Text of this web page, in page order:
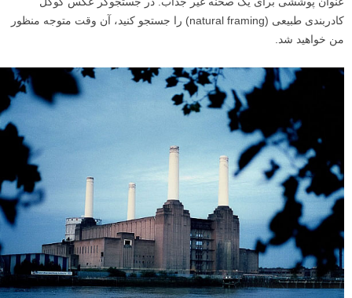
ایجاد کنند.
اضافه کرد
کادربندی طبیعی یکی از سخت ترین قوانینی است که می توان به خوبی از
آن استفاده کرد. من فکر می کنم افراد بسیاری از آن برای جالب تر کردن
یک منظره یا صحنه کسل کننده استفاده می کنند. اما به نظر من، اگر سوژه
شما کسل کننده است، هیچ تکنیکی نمی تواند به آن جذابیت ببخشد. کادربندی
باید به عنوان یک مولفه جالب کننده اضافی مورد استفاده قرار گیرد – نه به
عنوان پوششی برای یک صحنه غیر جذاب. در جستجوگر عکس گوگل
کادربندی طبیعی (natural framing) را جستجو کنید، آن وقت متوجه منظور
من خواهید شد.